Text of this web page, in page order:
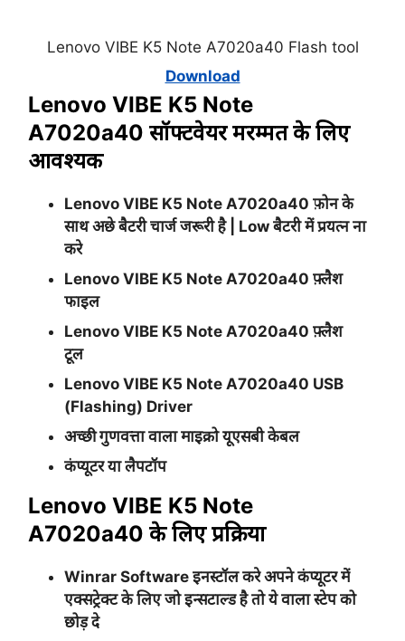
Lenovo VIBE K5 Note A7020a40 Flash tool
Download
Lenovo VIBE K5 Note
A7020a40सॉफ्टवेयर मरम्मत के लिए
आवश्यक
Lenovo VIBE K5 Note A7020a40 फ़ोन के
साथ अछे बैटरी चार्ज जरूरी है | Low बैटरी में प्रयत्न ना
करे
Lenovo VIBE K5 Note A7020a40 फ़्लैश
फाइल
Lenovo VIBE K5 Note A7020a40 फ़्लैश
टूल
Lenovo VIBE K5 Note A7020a40 USB
(Flashing) Driver
अच्छी गुणवत्ता वाला माइक्रो यूएसबी केबल
कंप्यूटर या लैपटॉप
Lenovo VIBE K5 Note
A7020a40 के लिए प्रक्रिया
Winrar Software इनस्टॉल करे अपने कंप्यूटर में
एक्सट्रेक्ट के लिए जो इन्सटाल्ड है तो ये वाला स्टेप को
छोड़ दे